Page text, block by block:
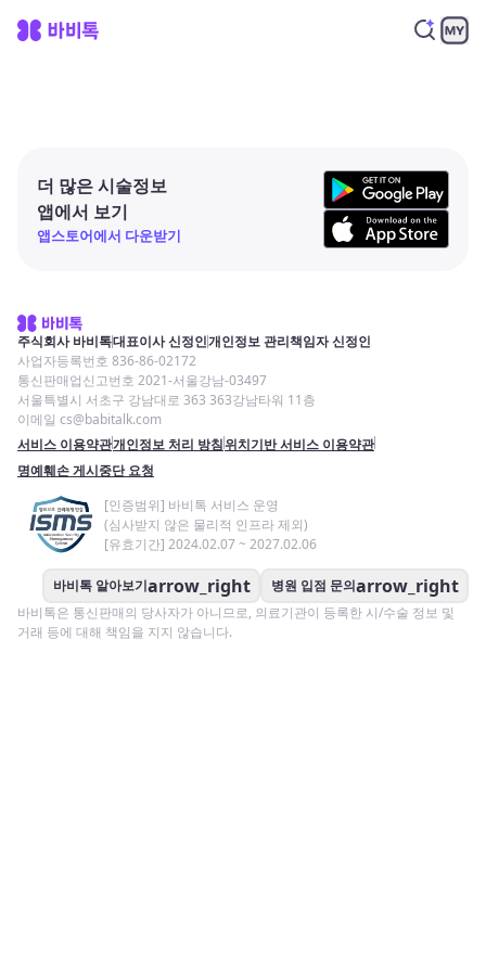
더 많은 시술정보
앱에서 보기
앱스토어에서 다운받기
주식회사 바비톡대표이사 신정인개인정보 관리책임자 신정인
사업자등록번호 836-86-02172
통신판매업신고번호 2021-서울강남-03497
서울특별시 서초구 강남대로 363 363강남타워 11층
이메일 cs@babitalk.com
서비스 이용약관개인정보 처리 방침위치기반 서비스 이용약관
명예훼손 게시중단 요청
[인증범위] 바비톡 서비스 운영
(심사받지 않은 물리적 인프라 제외)
[유효기간] 2024.02.07 ~ 2027.02.06
바비톡 알아보기arrow_right 병원 입점 문의arrow_right
바비톡은 통신판매의 당사자가 아니므로, 의료기관이 등록한 시/수술 정보 및
거래 등에 대해 책임을 지지 않습니다.